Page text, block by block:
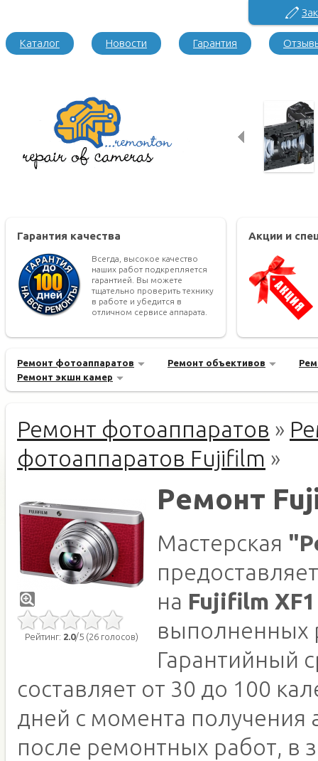
Каталог Новости Гарантия
Гарантия качества
Всегда, высокое качество
наших работ подкрепляется
гарантией. Вы можете
тщательно проверить технику
в работе и убедится в
отличном сервисе аппарата.
Акции и
Ремонт фотоаппаратов Ремонт объективов
Ремонт экшн камер
Ремонт фотоаппаратов »
фотоаппаратов Fujifilm »
Рейтинг: 2.0/5 (26 голосов)
Ремонт
Мастерская
на Fujifilm XF1
выполненных
Гарантийный
составляет от 30 до 100
дней с момента получения
после ремонтных работ, в